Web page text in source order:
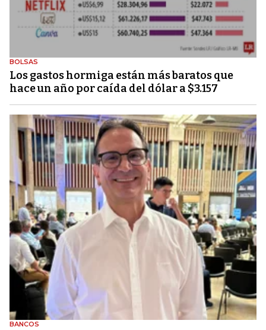
BOLSAS
Los gastos hormiga están más baratos que
hace un año por caída del dólar a $3.157
BANCOS